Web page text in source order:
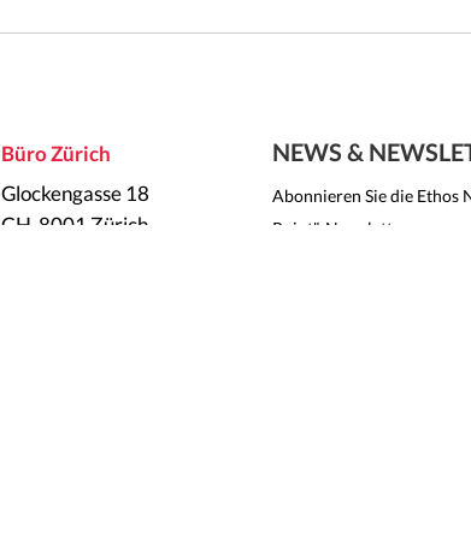
Büro Zürich
Glockengasse 18
CH-8001 Zürich
NEWS &
Abonnieren Sie die Ethos
Point"-Newsletter, um